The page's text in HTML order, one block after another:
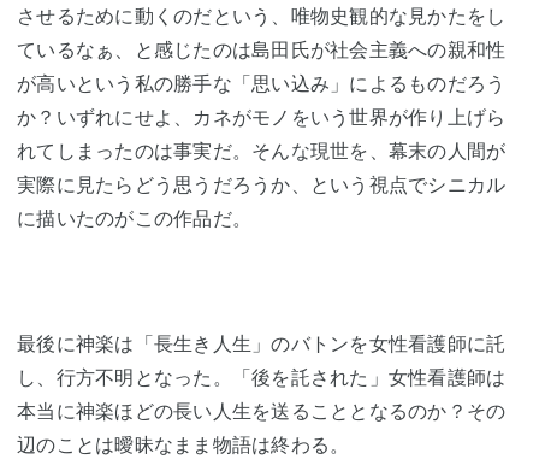
させるために動くのだという、唯物史観的な見かたをし
ているなぁ、と感じたのは島田氏が社会主義への親和性
が高いという私の勝手な「思い込み」によるものだろう
か？いずれにせよ、カネがモノをいう世界が作り上げら
れてしまったのは事実だ。そんな現世を、幕末の人間が
実際に見たらどう思うだろうか、という視点でシニカル
に描いたのがこの作品だ。
最後に神楽は「長生き人生」のバトンを女性看護師に託
し、行方不明となった。「後を託された」女性看護師は
本当に神楽ほどの長い人生を送ることとなるのか？その
辺のことは曖昧なまま物語は終わる。